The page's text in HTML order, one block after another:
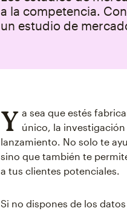
a la competencia.
un estudio de
Y a sea que estés
único, la
lanzamiento. No solo te
sino que también te
a tus clientes potenciales.
Si no dispones de los